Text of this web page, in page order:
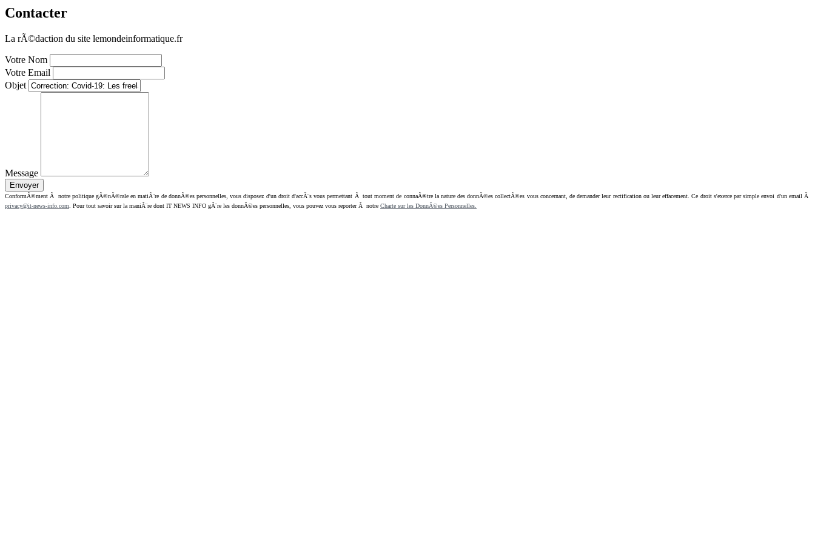
Contacter
La rÃ©daction du site lemondeinformatique.fr
Votre Nom
Votre Email
Objet
Message
ConformÃ©ment Ã notre politique gÃ©nÃ©rale en matiÃ¨re de donnÃ©es personnelles, vous disposez d'un droit d'accÃ¨s vous permettant Ã tout moment de connaÃ®tre la nature des donnÃ©es collectÃ©es vous concernant, de demander leur rectification ou leur effacement. Ce droit s'exerce par simple envoi d'un email Ã
privacy@it-news-info.com . Pour tout savoir sur la maniÃ¨re dont IT NEWS INFO gÃ¨re les donnÃ©es personnelles, vous pouvez vous reporter Ã notre Charte sur les DonnÃ©es Personnelles.